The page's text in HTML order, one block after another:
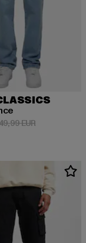
28,99 EUR
EURAktionspreis: